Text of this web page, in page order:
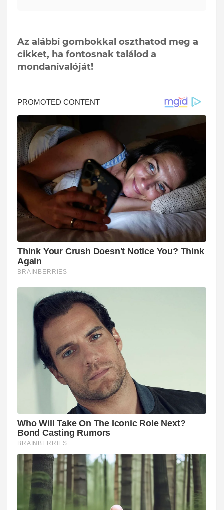
Az alábbi gombokkal oszthatod meg a
cikket, ha fontosnak találod a
mondanivalóját!